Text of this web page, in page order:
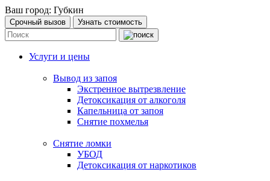
Ваш город: Губкин
Срочный вызов Узнать стоимость
Услуги и цены
Вывод из запоя
Экстренное вытрезвление
Детоксикация от алкоголя
Капельница от запоя
Снятие похмелья
Снятие ломки
УБОД
Детоксикация от наркотиков